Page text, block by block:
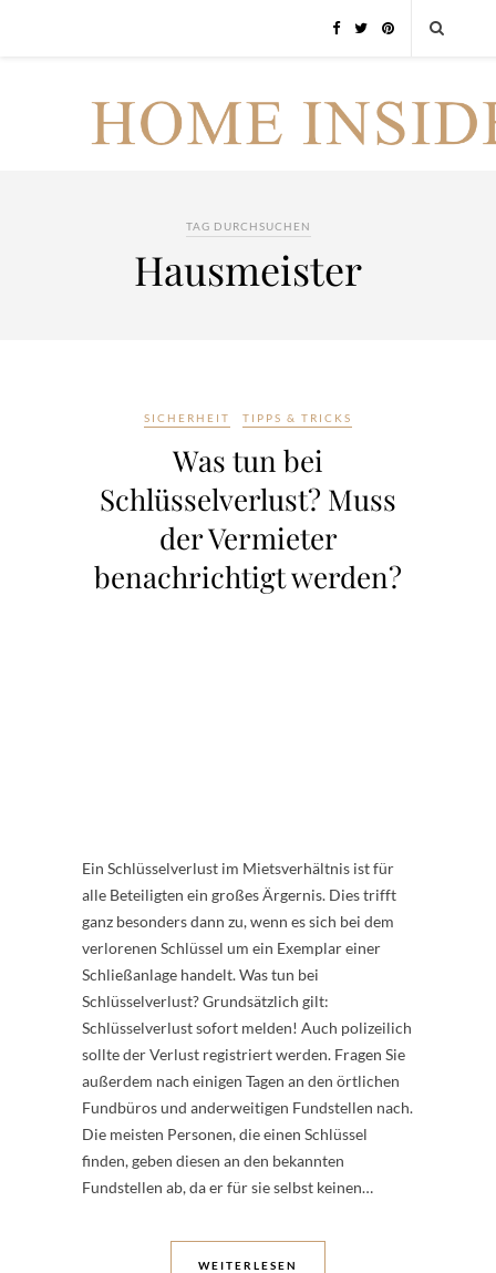
TAG DURCHSUCHEN
Hausmeister
SICHERHEIT TIPPS & TRICKS
Was tun bei
Schlüsselverlust? Muss
der Vermieter
benachrichtigt werden?
Ein Schlüsselverlust im Mietsverhältnis ist für
alle Beteiligten ein großes Ärgernis. Dies trifft
ganz besonders dann zu, wenn es sich bei dem
verlorenen Schlüssel um ein Exemplar einer
Schließanlage handelt. Was tun bei
Schlüsselverlust? Grundsätzlich gilt:
Schlüsselverlust sofort melden! Auch polizeilich
sollte der Verlust registriert werden. Fragen Sie
außerdem nach einigen Tagen an den örtlichen
Fundbüros und anderweitigen Fundstellen nach.
Die meisten Personen, die einen Schlüssel
finden, geben diesen an den bekannten
Fundstellen ab, da er für sie selbst keinen…
WEITERLESEN